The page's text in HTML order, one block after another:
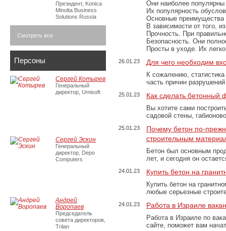
Они наиболее популярны
Их популярность
Основные преимущества
В зависимости от того,
Прочность. При
Безопасность. Они
Просты в уходе. Их
26.01.23 Для чего необходим
К сожалению,
часть причин
25.01.23 Как сделать бетонный
Вы хотите сами
садовой стены,
25.01.23
Почему бетон по-
строительным
Бетон был основным
лет, и сегодня он
24.01.23 Купить бетон на
Купить бетон на
любые серьезные
24.01.23 Работа в Израиле
Работа в Израиле по
сайте, поможет вам
Президент, Konica
Minolta Business
Solutions Russia
Смотреть все
Персоны
Сергей Котырев
Генеральный
директор, Umisoft
Сергей Эскин
Генеральный
директор, Depo
Computers
Андрей
Воропаев
Председатель
совета директоров,
Trilan